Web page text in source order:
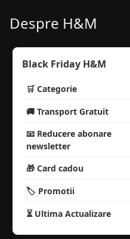
Despre H&M
Black Friday H&M
🛒 Categorie
🚚 Transport Gratuit
📧 Reducere abonare
newsletter
🎁 Card cadou
🏷️ Promotii
⏳ Ultima Actualizare